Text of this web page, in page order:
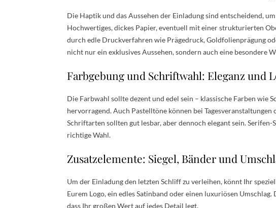
Die Haptik und das Aussehen der Einladung sind entscheidend,
Hochwertiges, dickes Papier, eventuell mit einer strukturierten
durch edle Druckverfahren wie Prägedruck, Goldfolienprägung
nicht nur ein exklusives Aussehen, sondern auch eine besondere
Farbgebung und Schriftwahl: Eleganz und
Die Farbwahl sollte dezent und edel sein – klassische Farben wie
hervorragend. Auch Pastelltöne können bei
Schriftarten sollten gut lesbar, aber dennoch elegant sein.
richtige Wahl.
Zusatzelemente: Siegel, Bänder und
Um der Einladung den letzten Schliff zu verleihen, könnt Ihr
Eurem Logo, ein edles Satinband oder einen luxuriösen
dass Ihr großen Wert auf jedes Detail legt.